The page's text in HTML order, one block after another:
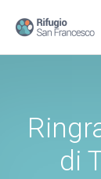
di